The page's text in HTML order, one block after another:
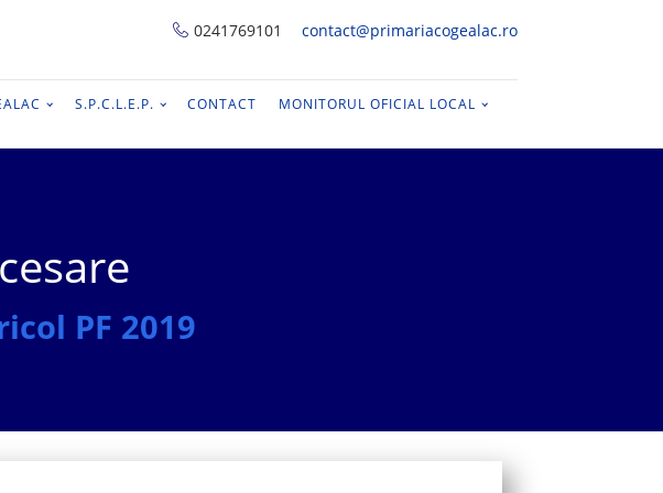
0241769101 contact@primariacogealac.ro
S.P.C.L.E.P. CONTACT MONITORUL OFICIAL LOCAL
PF 2019